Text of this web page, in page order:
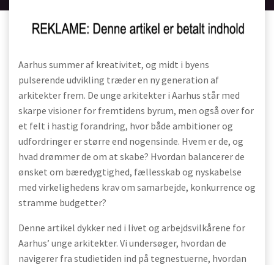
Aarhus summer af kreativitet, og midt i byens
pulserende udvikling træder en ny generation af
arkitekter frem. De unge arkitekter i Aarhus står med
skarpe visioner for fremtidens byrum, men også over for
et felt i hastig forandring, hvor både ambitioner og
udfordringer er større end nogensinde. Hvem er de, og
hvad drømmer de om at skabe? Hvordan balancerer de
ønsket om bæredygtighed, fællesskab og nyskabelse
med virkelighedens krav om samarbejde, konkurrence og
stramme budgetter?
Denne artikel dykker ned i livet og arbejdsvilkårene for
Aarhus’ unge arkitekter. Vi undersøger, hvordan de
navigerer fra studietiden ind på tegnestuerne, hvordan